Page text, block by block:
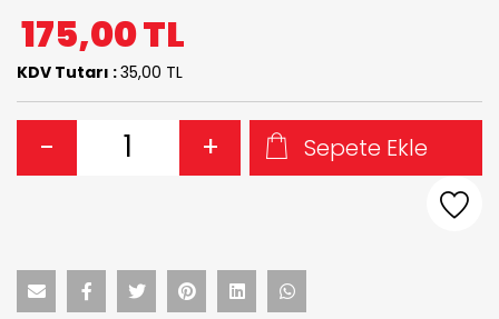
175,00TL
KDV Tutarı :35,00 TL
- + Sepete Ekle